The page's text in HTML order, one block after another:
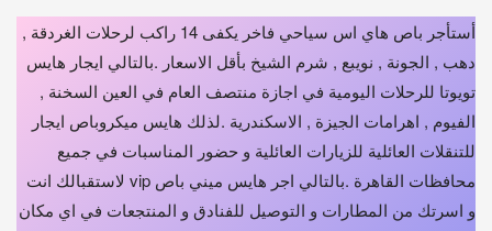
أستأجر باص هاي اس سياحي فاخر يكفى 14 راكب لرحلات الغردقة ,
دهب , الجونة , نويبع , شرم الشيخ بأقل الاسعار .بالتالي ايجار هايس
تويوتا للرحلات اليومية في اجازة منتصف العام في العين السخنة ,
الفيوم , اهرامات الجيزة , الاسكندرية .لذلك هايس ميكروباص ايجار
للتنقلات العائلية للزيارات العائلية و حضور المناسبات في جميع
محافظات القاهرة .بالتالي اجر هايس ميني باص vip لاستقبالك انت
و اسرتك من المطارات و التوصيل للفنادق و المنتجعات في اي مكان